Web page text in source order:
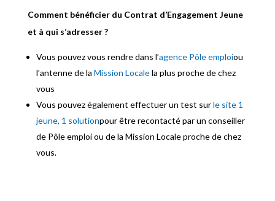
Comment bénéficier du Contrat d’Engagement Jeune
et à qui s’adresser ?
Vous pouvez vous rendre dans l’agence Pôle emploiou
l’antenne de la Mission Localela plus proche de chez
vous
Vous pouvez également effectuer un test surle site 1
jeune, 1 solutionpour être recontacté par un conseiller
de Pôle emploi ou de la Mission Locale proche de chez
vous.